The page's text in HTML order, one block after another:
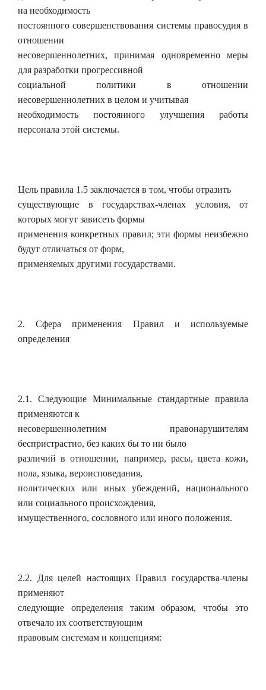
на необходимость
постоянного совершенствования системы правосудия в
отношении
несовершеннолетних, принимая одновременно меры
для разработки прогрессивной
социальной политики в отношении
несовершеннолетних в целом и учитывая
необходимость постоянного улучшения работы
персонала этой системы.
Цель правила 1.5 заключается в том, чтобы отразить
существующие в государствах-членах условия, от
которых могут зависеть формы
применения конкретных правил; эти формы неизбежно
будут отличаться от форм,
применяемых другими государствами.
2. Сфера применения Правил и используемые
определения
2.1. Следующие Минимальные стандартные правила
применяются к
несовершеннолетним правонарушителям
беспристрастно, без каких бы то ни было
различий в отношении, например, расы, цвета кожи,
пола, языка, вероисповедания,
политических или иных убеждений, национального
или социального происхождения,
имущественного, сословного или иного положения.
2.2. Для целей настоящих Правил государства-члены
применяют
следующие определения таким образом, чтобы это
отвечало их соответствующим
правовым системам и концепциям: